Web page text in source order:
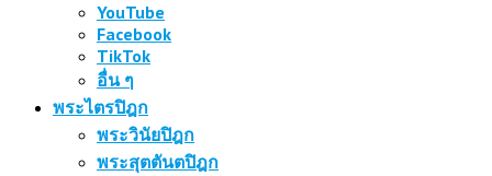
YouTube
Facebook
TikTok
อื่น ๆ
พระไตรปิฎก
พระวินัยปิฎก
พระสุตตันตปิฎก